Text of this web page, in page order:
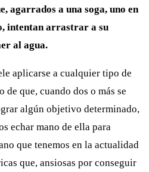
agarrados a una soga, uno en
intentan arrastrar a su
al agua.
aplicarse a cualquier tipo de
que, cuando dos o más se
algún objetivo determinado,
echar mano de ella para
que tenemos en la actualidad
que, ansiosas por conseguir